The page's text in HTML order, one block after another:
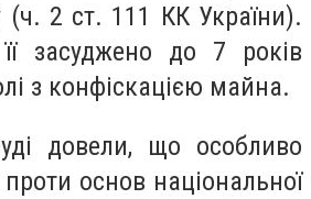
(ч. 2 ст. 111 КК України).
засуджено до 7 років
з конфіскацією майна.
довели, що особливо
основ національної